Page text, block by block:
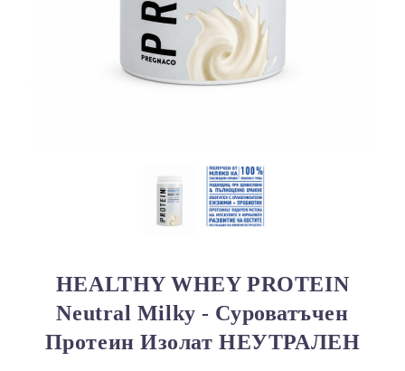
HEALTHY WHEY PROTEIN
Neutral Milky - Суроватъчен
Протеин Изолат НЕУТРАЛЕН